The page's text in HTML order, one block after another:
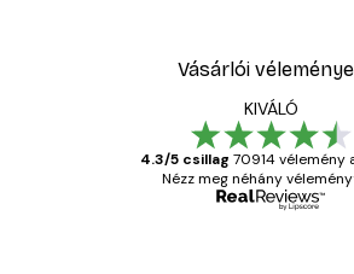
Vásárlói
KIVÁLÓ
4.3/5 csillag 70914 vélemény
Nézz meg néhány